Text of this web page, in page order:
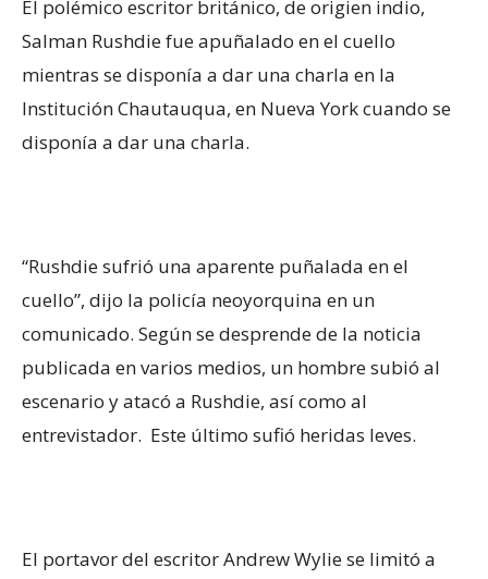
El polémico escritor británico, de origien indio,
Salman Rushdie fue apuñalado en el cuello
mientras se disponía a dar una charla en la
Institución Chautauqua, en Nueva York cuando se
disponía a dar una charla.
“Rushdie sufrió una aparente puñalada en el
cuello”, dijo la policía neoyorquina en un
comunicado. Según se desprende de la noticia
publicada en varios medios, un hombre subió al
escenario y atacó a Rushdie, así como al
entrevistador. Este último sufió heridas leves.
El portavor del escritor Andrew Wylie se limitó a